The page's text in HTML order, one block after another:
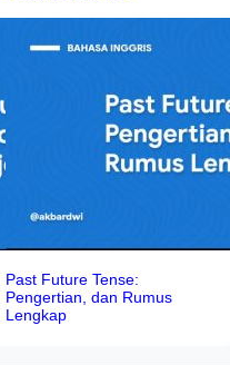
Past Future Tense:
Pengertian, dan Rumus
Lengkap